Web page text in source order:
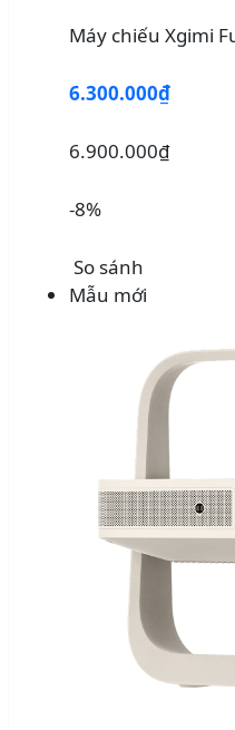
Máy chiếu Xgimi
6.300.000₫
6.900.000₫
-8%
So sánh
Mẫu mới